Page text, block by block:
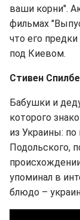
ваши корни".
фильмах
что его
под Киевом.
Стивен
Бабушки и
которого
из Украины:
Подольского,
упоминал в
блюдо –